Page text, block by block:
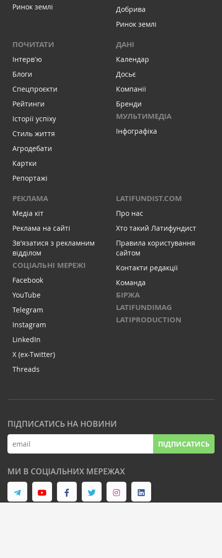
Ринок землі
Добрива
Ринок землі
ПОЧИТАТИ
Інтервʼю
Блоги
Спецпроєкти
Рейтинги
Історії успіху
Стиль життя
Агродебати
Картки
Репортажі
ДАНІ
Календар
Досьє
Компанії
Бренди
МУЛЬТИМЕДІА
Інфографіка
РЕКЛАМА
Медіа кіт
Реклама на сайті
Зв'язатися з рекламним
відділом
СОЦІАЛЬНІ МЕРЕЖІ
Facebook
YouTube
Telegram
Instagram
LinkedIn
X (ex-Twitter)
Threads
LATIFUNDIST.COM
Про нас
Хто такий Латифундист
Правила користування
сайтом
Контакти редакції
Команда
БІРЖА
LATIFUNDIMAG
LATIPRODUCTION
ПІДПИСАТИСЬ НА НОВИНИ
ПІДПИСАТИСЬ
МИ В СОЦІАЛЬНИХ МЕРЕЖАХ